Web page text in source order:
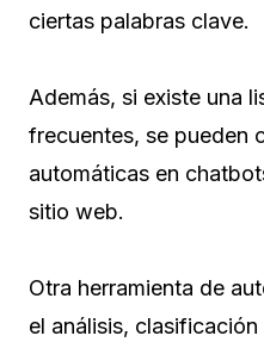
ciertas palabras clave.
Además, si existe una
frecuentes, se pueden
automáticas en
sitio web.
Otra herramienta de
el análisis,